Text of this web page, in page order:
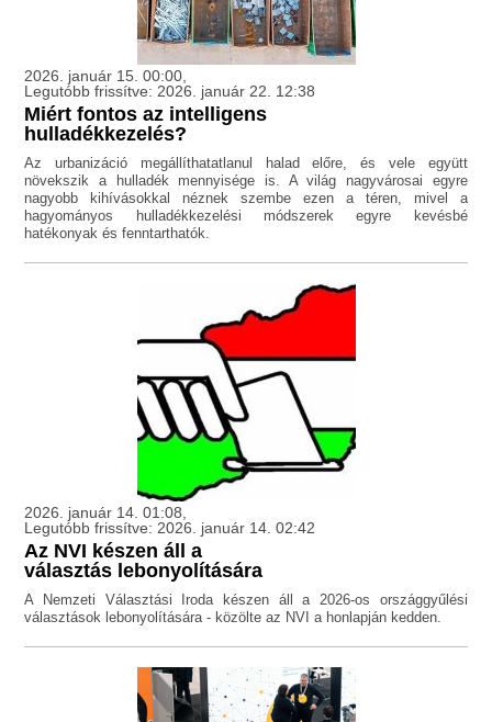
2026. január 15. 00:00,
Legutóbb frissítve: 2026. január 22. 12:38
Miért fontos az intelligens
hulladékkezelés?
Az urbanizáció megállíthatatlanul halad előre, és vele együtt
növekszik a hulladék mennyisége is. A világ nagyvárosai egyre
nagyobb kihívásokkal néznek szembe ezen a téren, mivel a
hagyományos hulladékkezelési módszerek egyre kevésbé
hatékonyak és fenntarthatók.
2026. január 14. 01:08,
Legutóbb frissítve: 2026. január 14. 02:42
Az NVI készen áll a
választás lebonyolítására
A Nemzeti Választási Iroda készen áll a 2026-os országgyűlési
választások lebonyolítására - közölte az NVI a honlapján kedden.